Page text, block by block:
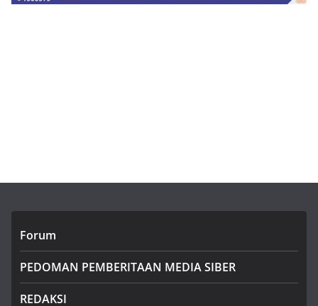
Forum
PEDOMAN PEMBERITAAN MEDIA SIBER
REDAKSI